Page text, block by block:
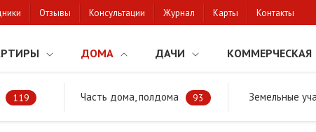
Отзывы Консультации Журнал Карты Контакты
ДОМА ДАЧИ КОММЕРЧЕСКАЯ
119 Часть дома, полдома 93 Земельные
Продажа жилого дома в Бресте, БЕРЕЗОВКА